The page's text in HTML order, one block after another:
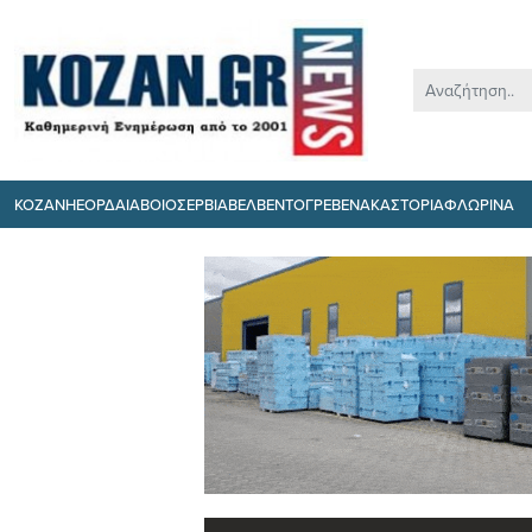
ΚΟΖΑΝΗΕΟΡΔΑΙΑΒΟΙΟΣΕΡΒΙΑΒΕΛΒΕΝΤΟΓΡΕΒΕΝΑΚΑΣΤΟΡΙΑΦΛΩΡΙΝΑ